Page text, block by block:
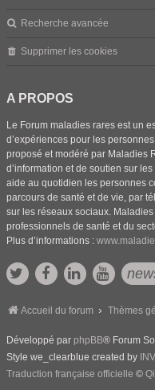
Recherche avancée
Supprimer les cookies
A PROPOS
Le Forum maladies rares est un
d’expériences pour les
proposé et modéré par Maladies
d’information et de soutien sur
aide au quotidien les personnes
parcours de santé et de vie, par
sur les réseaux sociaux.
professionnels de santé et du
Plus d’informations :
Accueil du forum Thèmes
Développé par phpBB® Forum
Style we_clearblue created by
Traduction française officielle ©